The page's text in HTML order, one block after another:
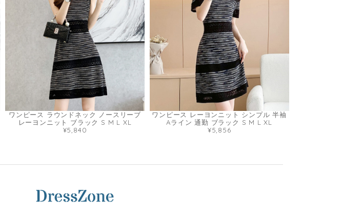
ワンピース ラウンドネック ノースリーブ
レーヨンニット ブラック S M L XL
¥5,840
ワンピース レーヨンニット シンプル 半袖
Aライン 通勤 ブラック S M L XL
¥5,856